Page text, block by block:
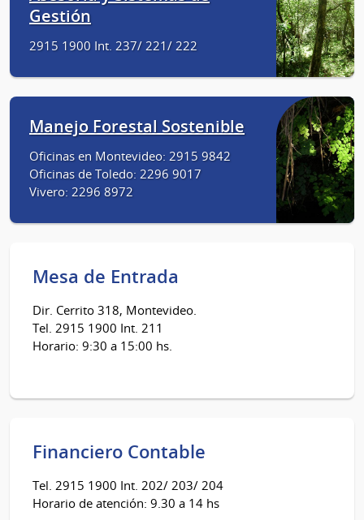
Gestión
2915 1900 Int. 237/ 221/ 222
Manejo Forestal Sostenible
Oficinas en Montevideo: 2915 9842
Oficinas de Toledo: 2296 9017
Vivero: 2296 8972
Mesa de Entrada
Dir. Cerrito 318, Montevideo.
Tel. 2915 1900 Int. 211
Horario: 9:30 a 15:00 hs.
Financiero Contable
Tel. 2915 1900 Int. 202/ 203/ 204
Horario de atención: 9.30 a 14 hs